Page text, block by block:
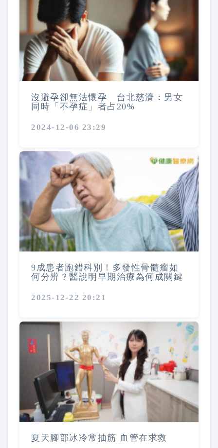
沒避孕卻無法懷孕 台北慈濟：男女
同時「不孕症」者占20%
2024-12-06 23:29
9成患者跑錯科別！多發性骨髓瘤如
何分辨？醫說明早期治療為何成關鍵
2025-12-22 20:21
夏天腳部冰冷常抽筋 血管在求救